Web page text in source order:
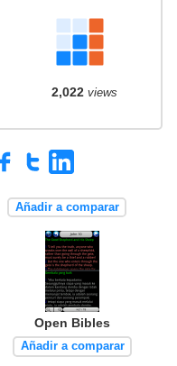
2,022views
Añadir a comparar
Open Bibles
Añadir a comparar